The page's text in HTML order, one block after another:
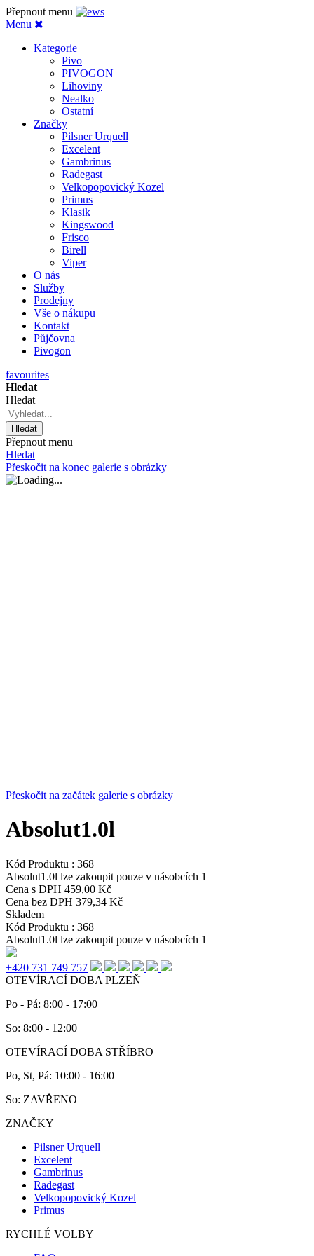
Přepnout menu
Menu
Kategorie
Pivo
PIVOGON
Lihoviny
Nealko
Ostatní
Značky
Pilsner Urquell
Excelent
Gambrinus
Radegast
Velkopopovický Kozel
Primus
Klasik
Kingswood
Frisco
Birell
Viper
O nás
Služby
Prodejny
Vše o nákupu
Kontakt
Půjčovna
Pivogon
favourites
Hledat
Hledat
Hledat
Přepnout menu
Hledat
Přeskočit na konec galerie s obrázky
Přeskočit na začátek galerie s obrázky
Absolut1.0l
Kód Produktu : 368
Absolut1.0l lze zakoupit pouze v násobcích 1
Cena s DPH 459,00 Kč
Cena bez DPH 379,34 Kč
Skladem
Kód Produktu : 368
Absolut1.0l lze zakoupit pouze v násobcích 1
+420 731 749 757
OTEVÍRACÍ DOBA PLZEŇ
Po - Pá: 8:00 - 17:00
So: 8:00 - 12:00
OTEVÍRACÍ DOBA STŘÍBRO
Po, St, Pá: 10:00 - 16:00
So: ZAVŘENO
ZNAČKY
Pilsner Urquell
Excelent
Gambrinus
Radegast
Velkopopovický Kozel
Primus
RYCHLÉ VOLBY